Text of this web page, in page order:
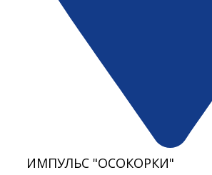
ИМПУЛЬС "ОСОКОРКИ"